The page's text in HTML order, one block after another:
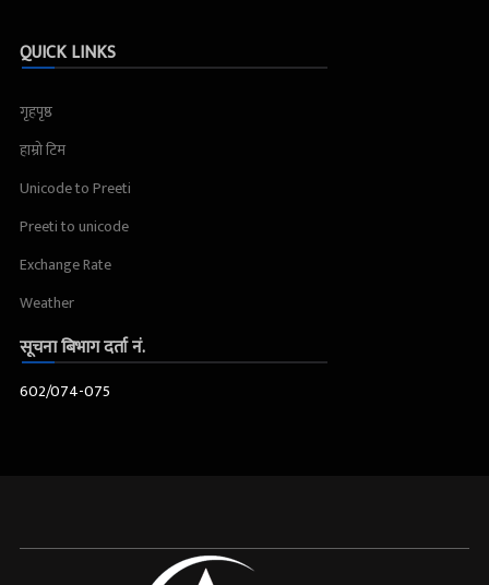
QUICK LINKS
गृहपृष्ठ
हाम्रो टिम
Unicode to Preeti
Preeti to unicode
Exchange Rate
Weather
सूचना बिभाग दर्ता नं.
602/074-075